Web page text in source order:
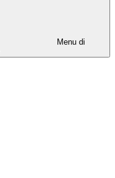
Menu di